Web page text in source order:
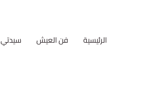
الرئيسية فن العيش سيدتي